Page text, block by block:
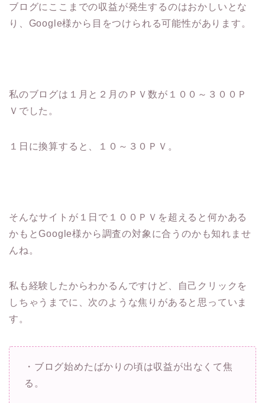
ブログにここまでの収益が発生するのはおかしいとな
り、Google様から目をつけられる可能性があります。
私のブログは１月と２月のＰＶ数が１００～３００Ｐ
Ｖでした。
１日に換算すると、１０～３０ＰＶ。
そんなサイトが１日で１００ＰＶを超えると何かある
かもとGoogle様から調査の対象に合うのかも知れませ
んね。
私も経験したからわかるんですけど、自己クリックを
しちゃうまでに、次のような焦りがあると思っていま
す。
・ブログ始めたばかりの頃は収益が出なくて焦
る。